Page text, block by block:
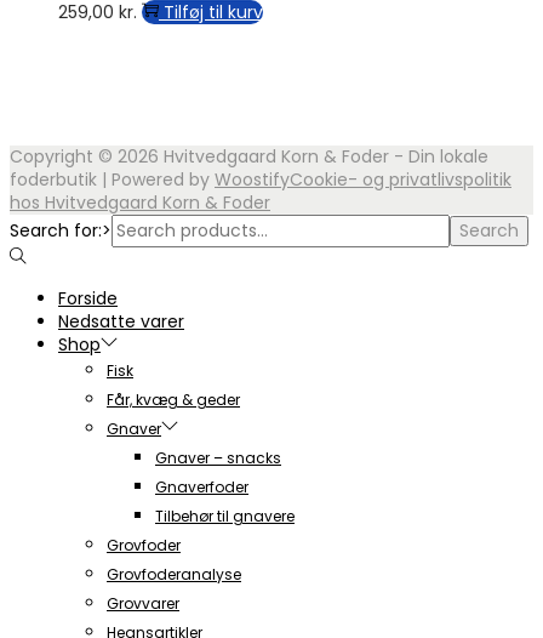
259,00 kr. Tilføj til kurv
Copyright © 2026 Hvitvedgaard Korn & Foder - Din lokale
foderbutik | Powered by WoostifyCookie- og privatlivspolitik
hos Hvitvedgaard Korn & Foder
Search for:>
Search
Forside
Nedsatte varer
Shop
Fisk
Får, kvæg & geder
Gnaver
Gnaver – snacks
Gnaverfoder
Tilbehør til gnavere
Grovfoder
Grovfoderanalyse
Grovvarer
Hegnsartikler